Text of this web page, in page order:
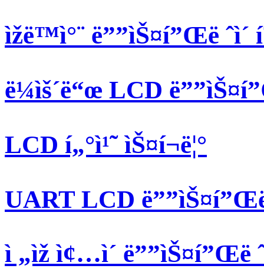
ìžë™ì°¨ ë””ìŠ¤í”Œë
ë¼ìš´ë“œ LCD
LCD í„°ì¹˜ ìŠ¤í¬ë¦°
UART LCD ë””ìŠ¤í”Œë
ì „ìž ì¢…ì´ ë””ìŠ¤í”Œë